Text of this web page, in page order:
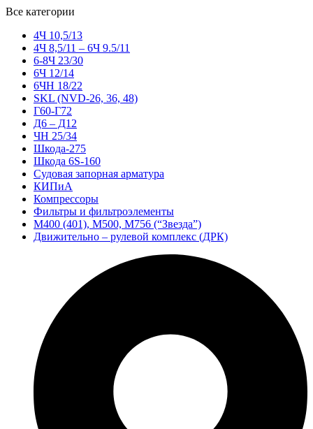
Все категории
4Ч 10,5/13
4Ч 8,5/11 – 6Ч 9.5/11
6-8Ч 23/30
6Ч 12/14
6ЧН 18/22
SKL (NVD-26, 36, 48)
Г60-Г72
Д6 – Д12
ЧН 25/34
Шкода-275
Шкода 6S-160
Судовая запорная арматура
КИПиА
Компрессоры
Фильтры и фильтроэлементы
М400 (401), М500, М756 (“Звезда”)
Движительно – рулевой комплекс (ДРК)